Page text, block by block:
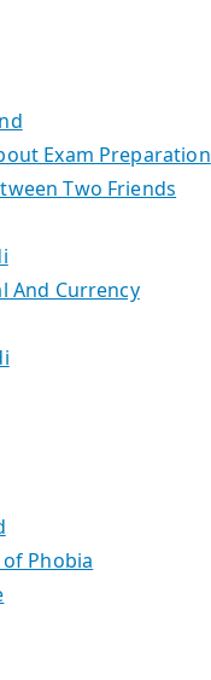
Exam Preparation
Two Friends
And Currency
Phobia